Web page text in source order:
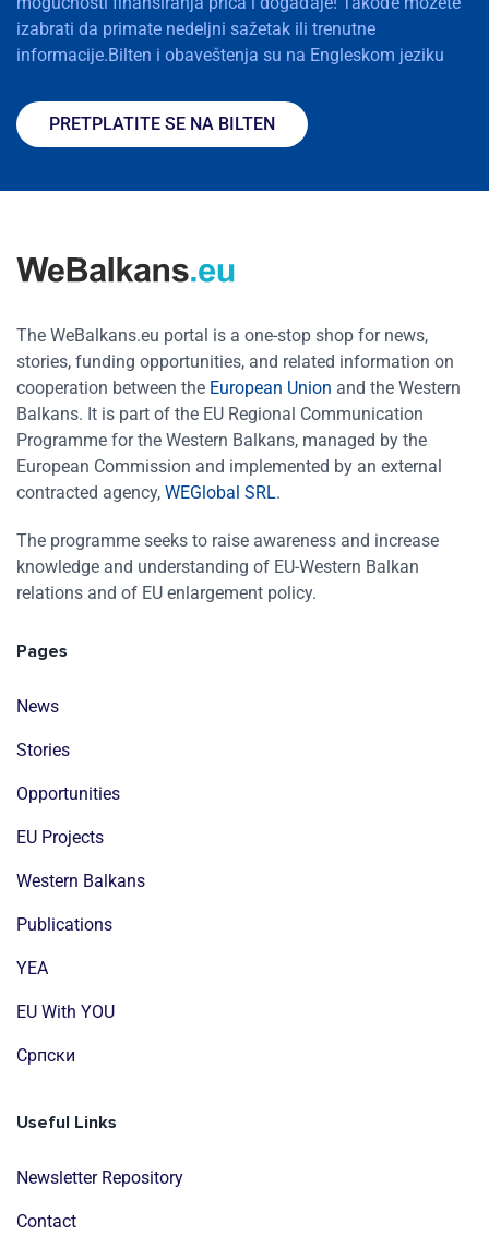
izabrati da primate nedeljni sažetak ili trenutne
informacije.Bilten i obaveštenja su na Engleskom jeziku
PRETPLATITE SE NA BILTEN
The WeBalkans.eu portal is a one-stop shop for news,
stories, funding opportunities, and related information on
cooperation between the European Union and the Western
Balkans. It is part of the EU Regional Communication
Programme for the Western Balkans, managed by the
European Commission and implemented by an external
contracted agency, WEGlobal SRL.
The programme seeks to raise awareness and increase
knowledge and understanding of EU-Western Balkan
relations and of EU enlargement policy.
Pages
News
Stories
Opportunities
EU Projects
Western Balkans
Publications
YEA
EU With YOU
Cрпски
Useful Links
Newsletter Repository
Contact